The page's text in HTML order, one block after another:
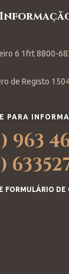
6 1frt 8800-
de Registo
PARA
963
FORMULÁRIO DE